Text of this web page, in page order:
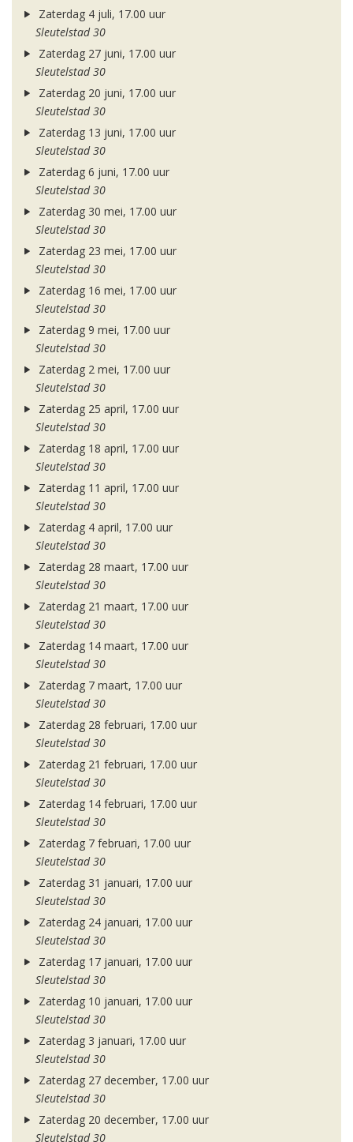
Zaterdag 4 juli, 17.00 uur
Sleutelstad 30
Zaterdag 27 juni, 17.00 uur
Sleutelstad 30
Zaterdag 20 juni, 17.00 uur
Sleutelstad 30
Zaterdag 13 juni, 17.00 uur
Sleutelstad 30
Zaterdag 6 juni, 17.00 uur
Sleutelstad 30
Zaterdag 30 mei, 17.00 uur
Sleutelstad 30
Zaterdag 23 mei, 17.00 uur
Sleutelstad 30
Zaterdag 16 mei, 17.00 uur
Sleutelstad 30
Zaterdag 9 mei, 17.00 uur
Sleutelstad 30
Zaterdag 2 mei, 17.00 uur
Sleutelstad 30
Zaterdag 25 april, 17.00 uur
Sleutelstad 30
Zaterdag 18 april, 17.00 uur
Sleutelstad 30
Zaterdag 11 april, 17.00 uur
Sleutelstad 30
Zaterdag 4 april, 17.00 uur
Sleutelstad 30
Zaterdag 28 maart, 17.00 uur
Sleutelstad 30
Zaterdag 21 maart, 17.00 uur
Sleutelstad 30
Zaterdag 14 maart, 17.00 uur
Sleutelstad 30
Zaterdag 7 maart, 17.00 uur
Sleutelstad 30
Zaterdag 28 februari, 17.00 uur
Sleutelstad 30
Zaterdag 21 februari, 17.00 uur
Sleutelstad 30
Zaterdag 14 februari, 17.00 uur
Sleutelstad 30
Zaterdag 7 februari, 17.00 uur
Sleutelstad 30
Zaterdag 31 januari, 17.00 uur
Sleutelstad 30
Zaterdag 24 januari, 17.00 uur
Sleutelstad 30
Zaterdag 17 januari, 17.00 uur
Sleutelstad 30
Zaterdag 10 januari, 17.00 uur
Sleutelstad 30
Zaterdag 3 januari, 17.00 uur
Sleutelstad 30
Zaterdag 27 december, 17.00 uur
Sleutelstad 30
Zaterdag 20 december, 17.00 uur
Sleutelstad 30